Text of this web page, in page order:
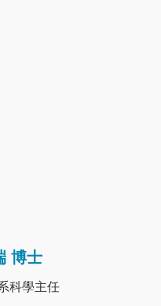
博士
科學主任